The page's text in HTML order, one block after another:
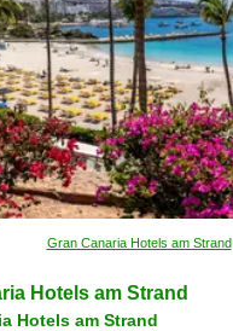
Gran Canaria Hotels am Strand
Hotels am Strand
Hotels am Strand